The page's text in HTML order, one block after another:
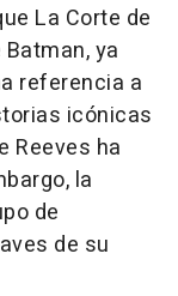
La Corte de
ya
referencia a
icónicas
Reeves ha
la
de
de su